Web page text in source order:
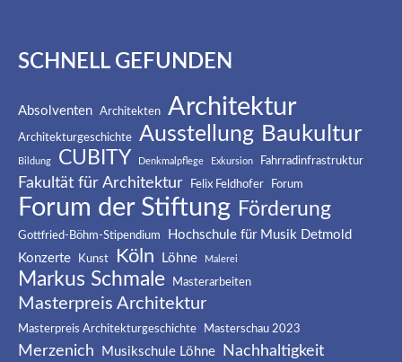
SCHNELL GEFUNDEN
Absolventen Architekten Architektur
Architekturgeschichte Ausstellung Baukultur
Bildung CUBITY Denkmalpflege Exkursion Fahrradinfrastruktur
Fakultät für Architektur Felix Feldhofer Forum
Forum der Stiftung Förderung
Gottfried-Böhm-Stipendium
Hochschule für Musik Detmold
Konzerte
Kunst Köln Löhne Malerei
Markus Schmale Masterarbeiten
Masterpreis Architektur
Masterpreis Architekturgeschichte Masterschau 2023
Merzenich Musikschule Löhne Nachhaltigkeit